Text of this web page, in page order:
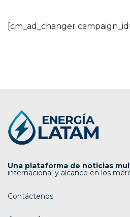
[cm_ad_changer
Una plataforma de noticias
internacional y alcance en los
Contáctenos